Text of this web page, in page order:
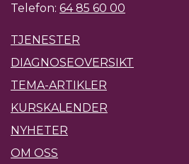
Telefon: 64 85 60 00
TJENESTER
DIAGNOSEOVERSIKT
TEMA-ARTIKLER
KURSKALENDER
NYHETER
OM OSS